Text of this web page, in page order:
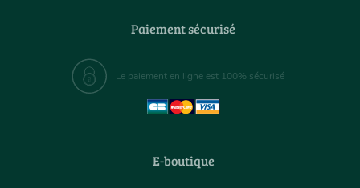
Paiement sécurisé
Le paiement en ligne est 100% sécurisé
E-boutique